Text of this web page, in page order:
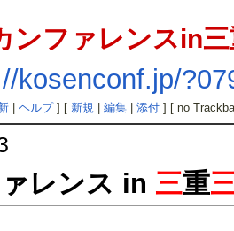
ンファレンスin
kosenconf.jp/
| ヘルプ] [ 新規| 編集| 添付] [ no
レンス in 三重